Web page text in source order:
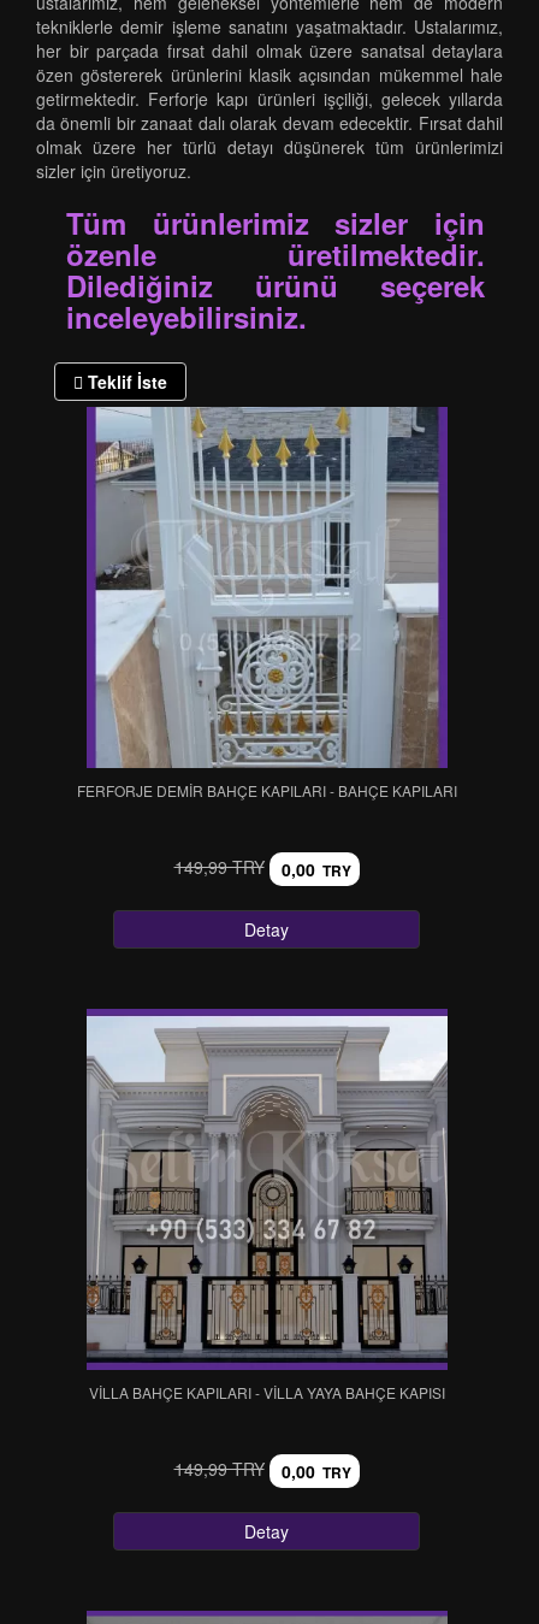
tekniklerle demir işleme sanatını yaşatmaktadır. Ustalarımız,
her bir parçada fırsat dahil olmak üzere sanatsal detaylara
özen göstererek ürünlerini klasik açısından mükemmel hale
getirmektedir. Ferforje kapı ürünleri işçiliği, gelecek yıllarda
da önemli bir zanaat dalı olarak devam edecektir. Fırsat dahil
olmak üzere her türlü detayı düşünerek tüm ürünlerimizi
sizler için üretiyoruz.
Tüm ürünlerimiz sizler için
özenle üretilmektedir.
Dilediğiniz ürünü seçerek
inceleyebilirsiniz.
Teklif İste
FERFORJE DEMİR BAHÇE KAPILARI - BAHÇE KAPILARI
149,99 TRY 0,00 TRY
Detay
VİLLA BAHÇE KAPILARI - VİLLA YAYA BAHÇE KAPISI
149,99 TRY 0,00 TRY
Detay